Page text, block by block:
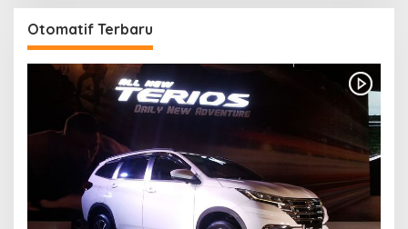
Otomatif Terbaru